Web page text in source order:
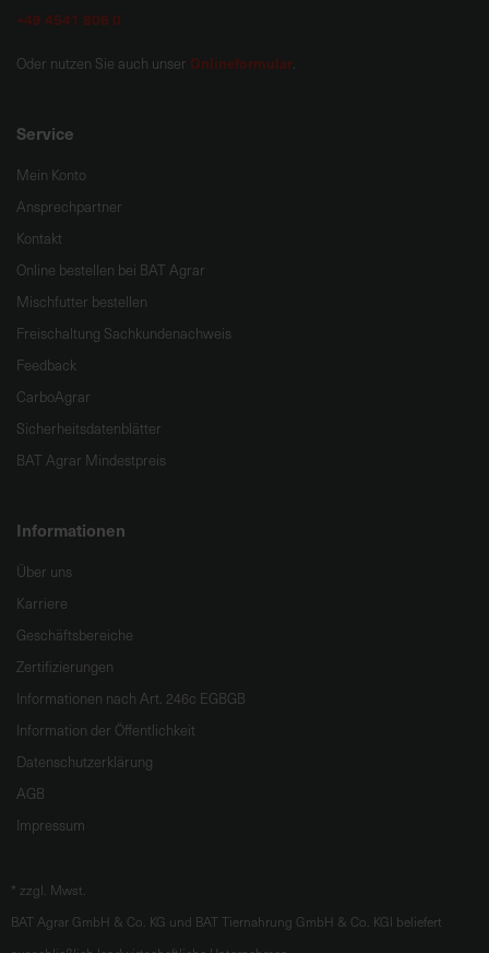
+49 4541 806 0
Oder nutzen Sie auch unser Onlineformular.
Service
Mein Konto
Ansprechpartner
Kontakt
Online bestellen bei BAT Agrar
Mischfutter bestellen
Freischaltung Sachkundenachweis
Feedback
CarboAgrar
Sicherheitsdatenblätter
BAT Agrar Mindestpreis
Informationen
Über uns
Karriere
Geschäftsbereiche
Zertifizierungen
Informationen nach Art. 246c EGBGB
Information der Öffentlichkeit
Datenschutzerklärung
AGB
Impressum
* zzgl. Mwst.
BAT Agrar GmbH & Co. KG und BAT Tiernahrung GmbH & Co. KGl beliefert